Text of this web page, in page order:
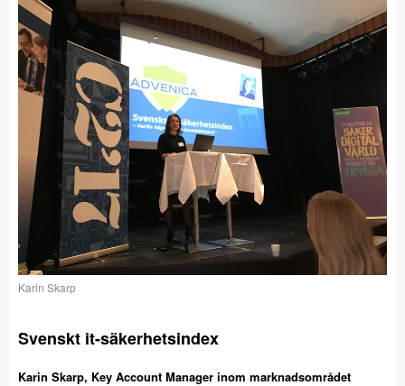
Karin Skarp
Svenskt it-säkerhetsindex
Karin Skarp, Key Account Manager inom marknadsområdet